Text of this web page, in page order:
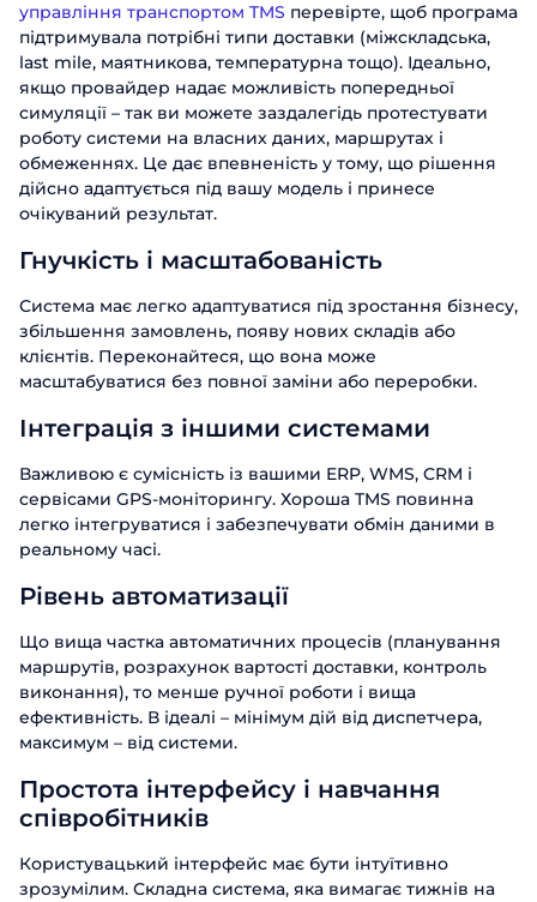
управління транспортом TMS перевірте, щоб програма
підтримувала потрібні типи доставки (міжскладська,
last mile, маятникова, температурна тощо). Ідеально,
якщо провайдер надає можливість попередньої
симуляції – так ви можете заздалегідь протестувати
роботу системи на власних даних, маршрутах і
обмеженнях. Це дає впевненість у тому, що рішення
дійсно адаптується під вашу модель і принесе
очікуваний результат.
Гнучкість і масштабованість
Система має легко адаптуватися під зростання бізнесу,
збільшення замовлень, появу нових складів або
клієнтів. Переконайтеся, що вона може
масштабуватися без повної заміни або переробки.
Інтеграція з іншими системами
Важливою є сумісність із вашими ERP, WMS, CRM і
сервісами GPS-моніторингу. Хороша TMS повинна
легко інтегруватися і забезпечувати обмін даними в
реальному часі.
Рівень автоматизації
Що вища частка автоматичних процесів (планування
маршрутів, розрахунок вартості доставки, контроль
виконання), то менше ручної роботи і вища
ефективність. В ідеалі – мінімум дій від диспетчера,
максимум – від системи.
Простота інтерфейсу і навчання
співробітників
Користувацький інтерфейс має бути інтуїтивно
зрозумілим. Складна система, яка вимагає тижнів на